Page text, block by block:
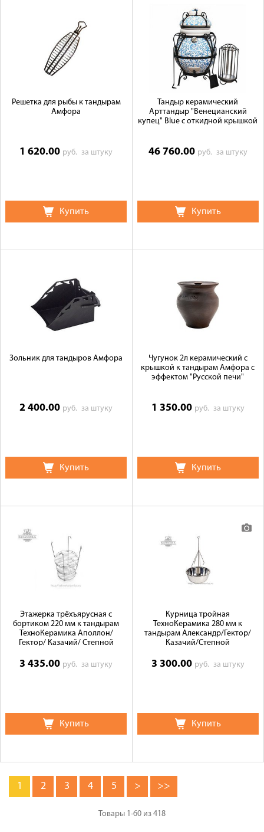
Решетка для рыбы к тандырам
Амфора
1 620.00 руб.за штуку
Купить
Тандыр керамический
Арттандыр "Венецианский
купец" Blue с откидной крышкой
46 760.00 руб. за штуку
Купить
Зольник для тандыров Амфора
2 400.00 руб.за штуку
Купить
Чугунок 2л керамический с
крышкой к тандырам Амфора с
эффектом "Русской печи"
1 350.00 руб. за штуку
Купить
Этажерка трёхъярусная с
бортиком 220 мм к тандырам
ТехноКерамика Аполлон/
Гектор/ Казачий/ Степной
3 435.00 руб.за штуку
Купить
Курница тройная
ТехноКерамика 280 мм к
тандырам Александр/Гектор/
Казачий/Степной
3 300.00 руб. за штуку
Купить
1 2 3 4 5 > >>
Товары 1-60 из 418